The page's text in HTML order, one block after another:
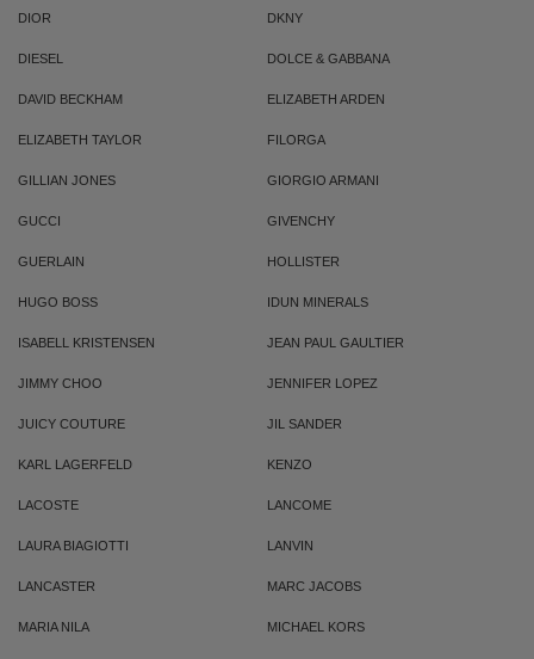
DIOR DKNY
DIESEL DOLCE & GABBANA
DAVID BECKHAM ELIZABETH ARDEN
ELIZABETH TAYLOR FILORGA
GILLIAN JONES GIORGIO ARMANI
GUCCI GIVENCHY
GUERLAIN HOLLISTER
HUGO BOSS IDUN MINERALS
ISABELL KRISTENSEN JEAN PAUL GAULTIER
JIMMY CHOO JENNIFER LOPEZ
JUICY COUTURE JIL SANDER
KARL LAGERFELD KENZO
LACOSTE LANCOME
LAURA BIAGIOTTI LANVIN
LANCASTER MARC JACOBS
MARIA NILA MICHAEL KORS